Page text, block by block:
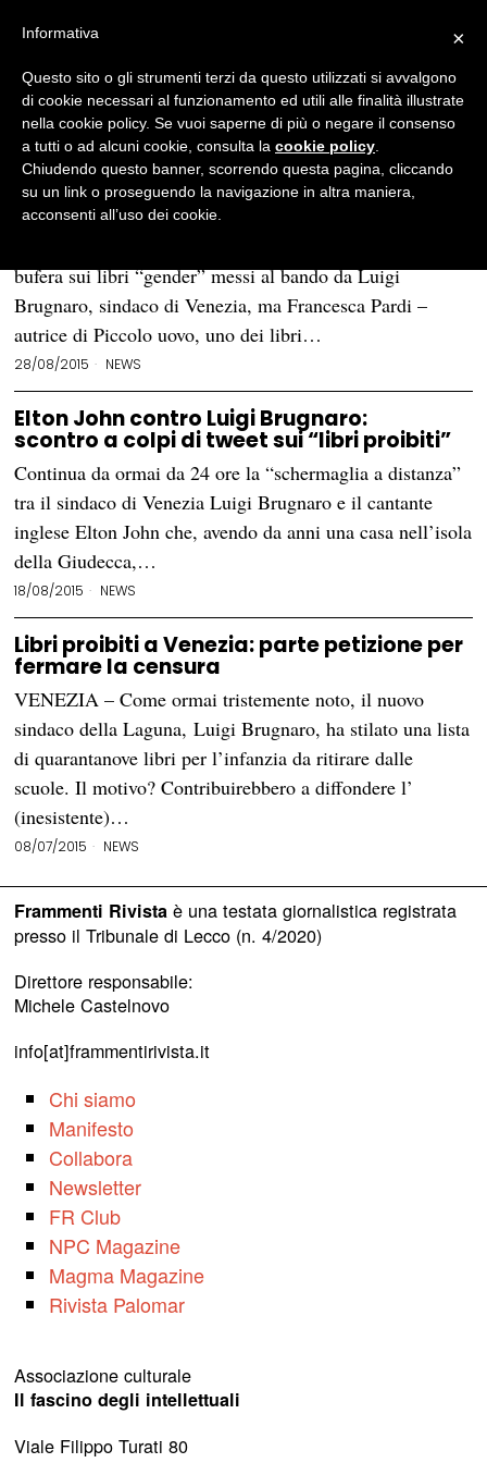
BROWSE TAG
Luigi Brugnaro
Papa Francesco scrive all’autrice
del libro “gender” censurato
dal sindaco di Venezia
bufera sui libri “gender” messi al bando da Luigi
Brugnaro, sindaco di Venezia, ma Francesca Pardi –
autrice di Piccolo uovo, uno dei libri…
28/08/2015 NEWS
Elton John contro Luigi Brugnaro:
scontro a colpi di tweet sui “libri proibiti”
Continua da ormai da 24 ore la “schermaglia a distanza”
tra il sindaco di Venezia Luigi Brugnaro e il cantante
inglese Elton John che, avendo da anni una casa nell’isola
della Giudecca,…
18/08/2015 NEWS
Libri proibiti a Venezia: parte petizione per
fermare la censura
VENEZIA – Come ormai tristemente noto, il nuovo
sindaco della Laguna, Luigi Brugnaro, ha stilato una lista
di quarantanove libri per l’infanzia da ritirare dalle
scuole. Il motivo? Contribuirebbero a diffondere l’
(inesistente)…
08/07/2015 NEWS
Frammenti Rivistaè una testata giornalistica registrata
presso il Tribunale di Lecco (n. 4/2020)
Direttore responsabile:
Michele Castelnovo
info[at]frammentirivista.it
Chi siamo
Manifesto
Collabora
Newsletter
FR Club
NPC Magazine
Magma Magazine
Rivista Palomar
Associazione culturale
Il fascino degli intellettuali
Viale Filippo Turati 80
×
Informativa
Questo sito o gli strumenti terzi da questo utilizzati si avvalgono
di cookie necessari al funzionamento ed utili alle finalità illustrate
nella cookie policy. Se vuoi saperne di più o negare il consenso
a tutti o ad alcuni cookie, consulta la cookie policy
Chiudendo questo banner, scorrendo questa pagina, cliccando
su un link o proseguendo la navigazione in altra maniera,
acconsenti all’uso dei cookie.